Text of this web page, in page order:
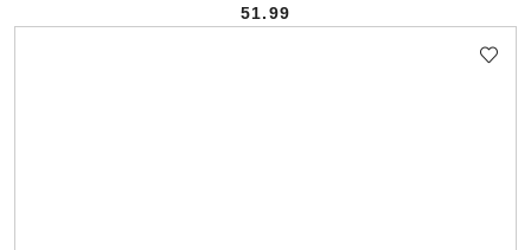
Cena:
51.99